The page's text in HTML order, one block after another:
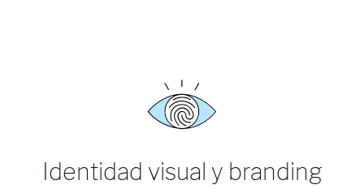
Identidad visual y branding